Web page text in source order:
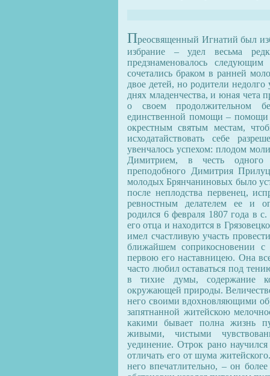
Преосвященный Игнатий был
избрание – удел весьма
предзнаменовалось следующим
сочетались браком в ранней
двое детей, но родители
днях младенчества, и юная чета
о своем продолжительном
единственной помощи –
окрестным святым местам,
исходатайствовать себе
увенчалось успехом: плодом
Димитрием, в честь одного
преподобного Димитрия
молодых Брянчаниновых было
после неплодства первенец,
ревностным делателем ее и
родился 6 февраля 1807 года в
его отца и находится в
имел счастливую участь
ближайшем соприкосновении с
первою его наставницею. Она
часто любил оставаться под
в тихие думы, содержание
окружающей природы.
него своими вдохновляющими
запятнанной житейскою
какими бывает полна жизнь
живыми, чистыми
уединение. Отрок рано
отличать его от шума
него впечатлительно, – он